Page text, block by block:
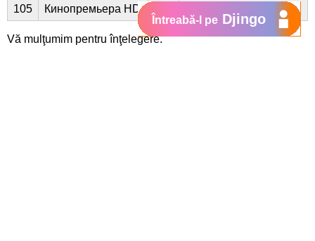
105
Кинопремьера HD
Vă mulţumim pentru înţelegere.
Întreabă-l pe Djingo